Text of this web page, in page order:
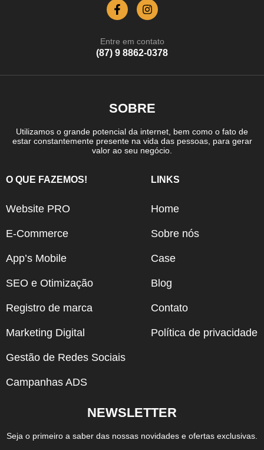
Entre em contato
(87) 9 8862-0378
SOBRE
Utilizamos o grande potencial da internet, bem como o fato de
estar constantemente presente na vida das pessoas, para gerar
valor ao seu negócio.
O QUE FAZEMOS!
Website PRO
E-Commerce
App’s Mobile
SEO e Otimização
Registro de marca
Marketing Digital
Gestão de Redes Sociais
Campanhas ADS
LINKS
Home
Sobre nós
Case
Blog
Contato
Política de privacidade
NEWSLETTER
Seja o primeiro a saber das nossas novidades e ofertas exclusivas.